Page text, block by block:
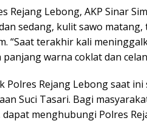
Rejang Lebong, AKP Sinar
sedang, kulit sawo
“Saat terakhir kali
warna coklat dan
Polres Rejang Lebong saat
Suci Tasari. Bagi
dapat menghubungi Polres